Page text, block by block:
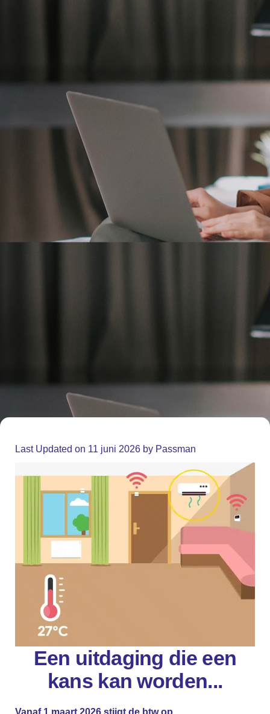
Last Updated on 11 juni 2026 by Passman
Een uitdaging die een
kans kan worden...